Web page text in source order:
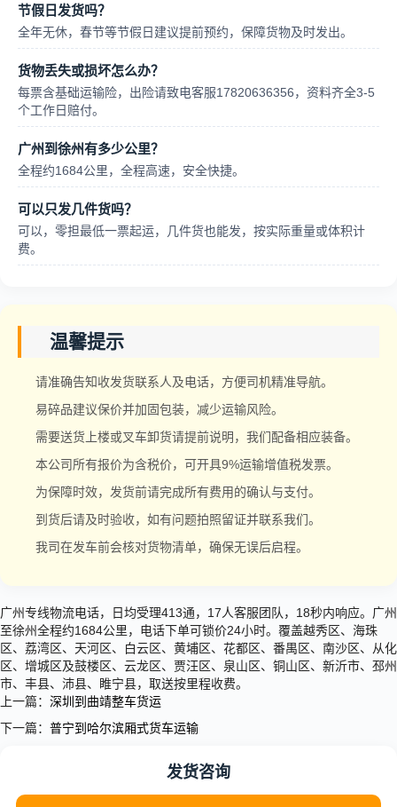
节假日发货吗？
全年无休，春节等节假日建议提前预约，保障货物及时发出。
货物丢失或损坏怎么办？
每票含基础运输险，出险请致电客服17820636356，资料齐全3-5
个工作日赔付。
广州到徐州有多少公里？
全程约1684公里，全程高速，安全快捷。
可以只发几件货吗？
可以，零担最低一票起运，几件货也能发，按实际重量或体积计
费。
温馨提示
请准确告知收发货联系人及电话，方便司机精准导航。
易碎品建议保价并加固包装，减少运输风险。
需要送货上楼或叉车卸货请提前说明，我们配备相应装备。
本公司所有报价为含税价，可开具9%运输增值税发票。
为保障时效，发货前请完成所有费用的确认与支付。
到货后请及时验收，如有问题拍照留证并联系我们。
我司在发车前会核对货物清单，确保无误后启程。
广州专线物流电话，日均受理413通，17人客服团队，18秒内响应。广州
至徐州全程约1684公里，电话下单可锁价24小时。覆盖越秀区、海珠
区、荔湾区、天河区、白云区、黄埔区、花都区、番禺区、南沙区、从化
区、增城区及鼓楼区、云龙区、贾汪区、泉山区、铜山区、新沂市、邳州
市、丰县、沛县、睢宁县，取送按里程收费。
上一篇： 深圳到曲靖整车货运
下一篇： 普宁到哈尔滨厢式货车运输
发货咨询